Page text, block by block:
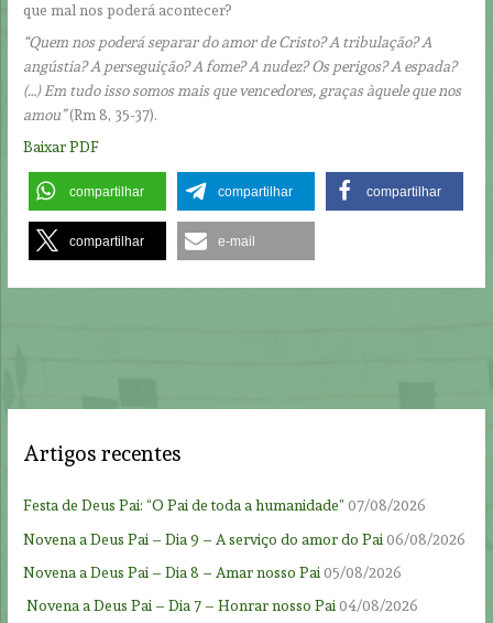
que mal nos poderá acontecer?
“Quem nos poderá separar do amor de Cristo? A tribulação? A
angústia? A perseguição? A fome? A nudez? Os perigos? A espada?
(…) Em tudo isso somos mais que vencedores, graças àquele que nos
amou”(Rm 8, 35-37).
Baixar PDF
compartilhar compartilhar compartilhar
compartilhar e-mail
Artigos recentes
Festa de Deus Pai: “O Pai de toda a humanidade” 07/08/2026
Novena a Deus Pai – Dia 9 – A serviço do amor do Pai 06/08/2026
Novena a Deus Pai – Dia 8 – Amar nosso Pai 05/08/2026
Novena a Deus Pai – Dia 7 – Honrar nosso Pai04/08/2026